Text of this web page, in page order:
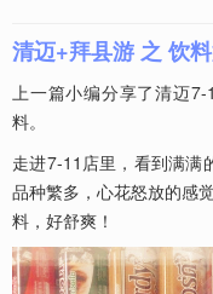
清迈+拜县游 之 饮
上一篇小编分享了清迈7-
料。
走进7-11店里，看到满满
品种繁多，心花怒放的感
料，好舒爽！